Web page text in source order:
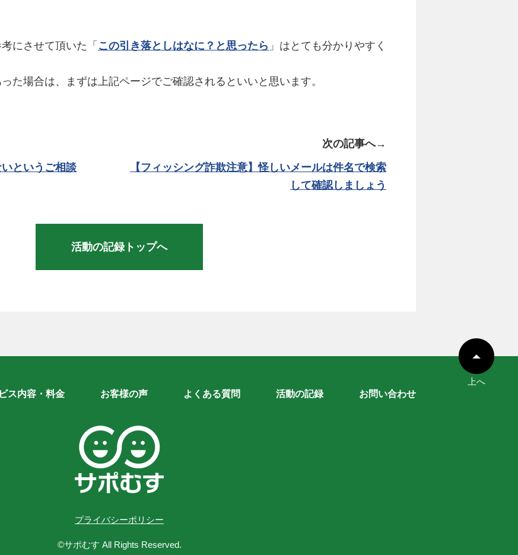
にさせて頂いた「 この引き落としはなに？と思ったら 」はとても分かりやすく
た場合は、まずは上記ページでご確認されるといいと思います。
というご相談
次の記事へ→
【フィッシング詐欺注意】怪しいメールは件名で検索
して確認しましょう
活動の記録トップへ
ス内容・料金 お客様の声 よくある質問 活動の記録 お問い合わせ
プライバシーポリシー
©サポむす All Rights Reserved.
上へ